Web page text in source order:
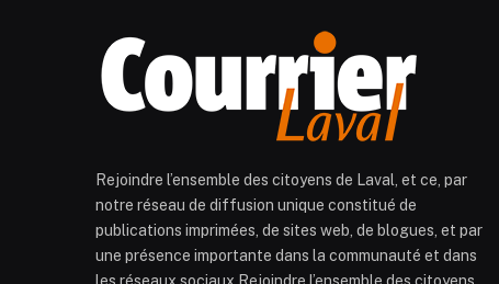
Rejoindre l’ensemble des citoyens de Laval, et ce, par
notre réseau de diffusion unique constitué de
publications imprimées, de sites web, de blogues, et par
une présence importante dans la communauté et dans
les réseaux sociaux.Rejoindre l’ensemble des citoyens